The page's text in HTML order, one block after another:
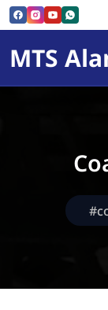
Skip to Content
MTS